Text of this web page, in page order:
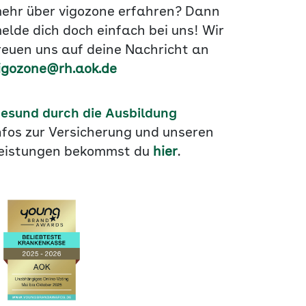
über vigozone erfahren? Dann
dich doch einfach bei uns! Wir
uns auf deine Nachricht an
durch die Ausbildung
zur Versicherung und unseren
bekommst du hier.